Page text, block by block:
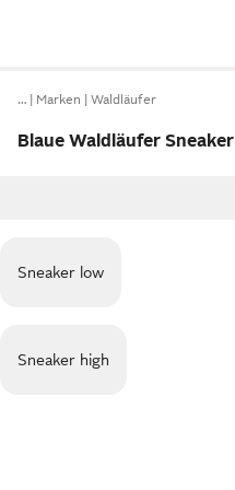
… Marken Waldläufer
Blaue Waldläufer Sneaker
Sneaker low
Sneaker high